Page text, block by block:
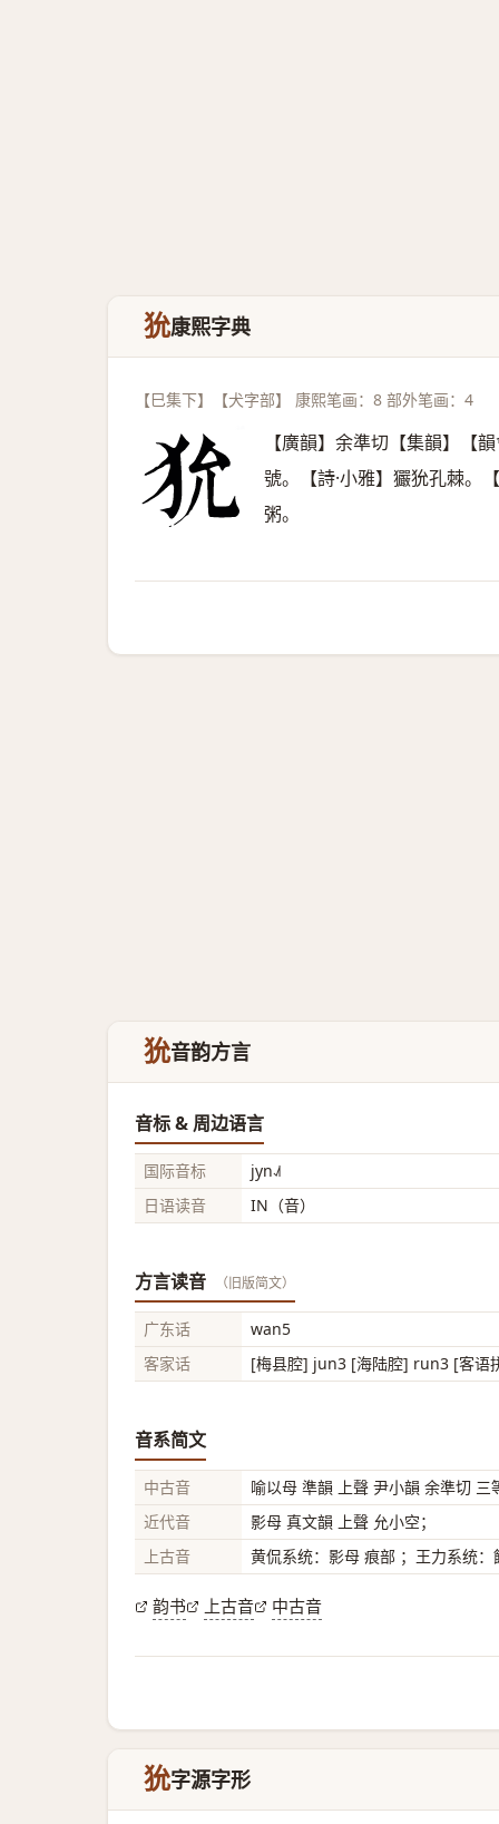
狁康熙字典
【巳集下】【犬字部】 康熙笔画：8 部外笔画：4
【廣韻】余準切【集韻】【
號。【詩·小雅】玁狁孔棘。
粥。
狁音韵方言
音标 & 周边语言
国际音标
jyn˨˩˦
日语读音
IN（音）
方言读音 （旧版简文）
广东话
wan5
客家话
[梅县腔] jun3 [海陆腔] run3 [客语
音系简文
中古音
喻以母 準韻 上聲 尹小韻 余準切 三
近代音
影母 真文韻 上聲 允小空；
上古音
黄侃系统：影母 痕部 ；王力系统：
韵书 上古音 中古音
狁字源字形